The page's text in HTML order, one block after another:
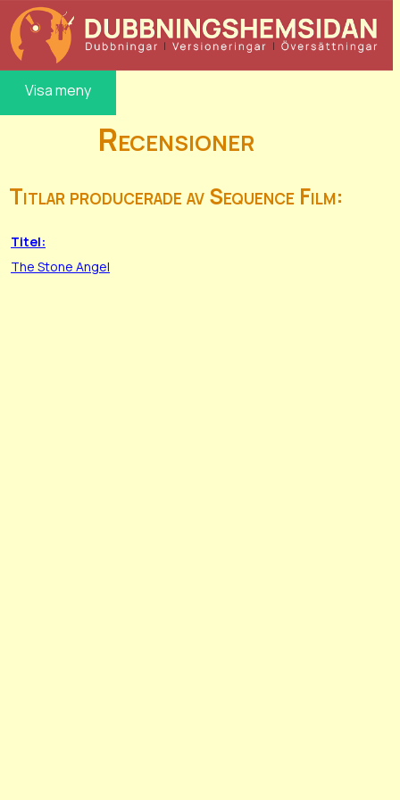
Visa meny
Recensioner
Titlar producerade av Sequence Film:
Titel:
The Stone Angel